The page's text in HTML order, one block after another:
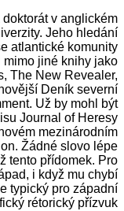
v anglickém
Jeho hledání
atlantické komunity
mimo jiné knihy jako
The New Revealer,
Deník severní
Už by mohl být
Journal of Heresy
mezinárodním
Žádné slovo lépe
tento přídomek. Pro
i když mu chybí
typický pro západní
rétorický přízvuk.